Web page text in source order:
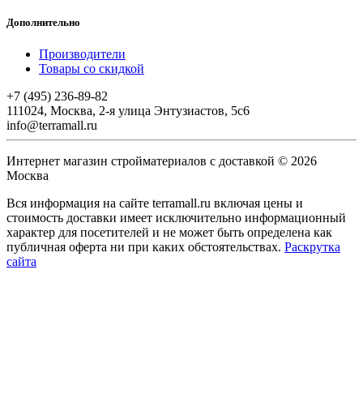
Дополнительно
Производители
Товары со скидкой
+7 (495) 236-89-82
111024, Москва, 2-я улица Энтузиастов, 5с6
info@terramall.ru
Интернет магазин стройматериалов с доставкой © 2026
Москва
Вся информация на сайте terramall.ru включая цены и
стоимость доставки имеет исключительно информационный
характер для посетителей и не может быть определена как
публичная оферта ни при каких обстоятельствах. Раскрутка
сайта